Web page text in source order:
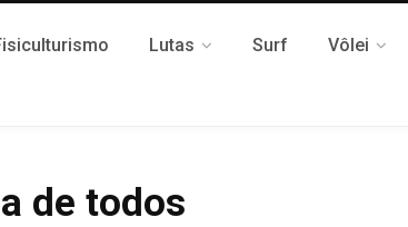
Lutas Surf Vôlei
de todos